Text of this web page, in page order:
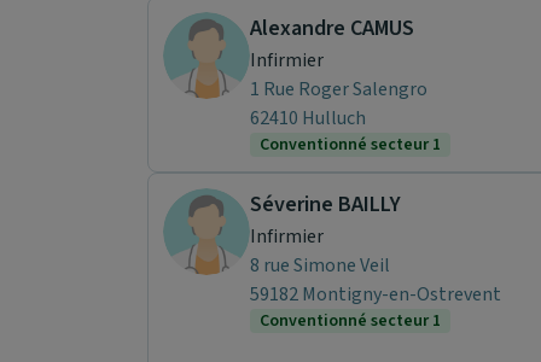
Alexandre CAMUS
Infirmier
1 Rue Roger Salengro
62410 Hulluch
Conventionné secteur 1
Séverine BAILLY
Infirmier
8 rue Simone Veil
59182 Montigny-en-Ostrevent
Conventionné secteur 1